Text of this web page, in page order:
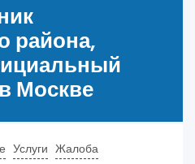
района,
Москве
Услуги Жалоба